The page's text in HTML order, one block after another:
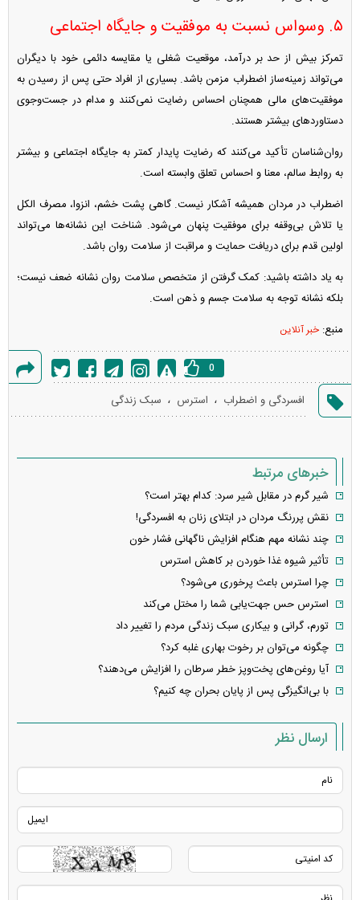
۵. وسواس نسبت به موفقیت و جایگاه اجتماعی
تمرکز بیش از حد بر درآمد، موقعیت شغلی یا مقایسه دائمی خود با دیگران
می‌تواند زمینه‌ساز اضطراب مزمن باشد. بسیاری از افراد حتی پس از رسیدن به
موفقیت‌های مالی همچنان احساس رضایت نمی‌کنند و مدام در جست‌وجوی
دستاورد‌های بیشتر هستند.
روان‌شناسان تأکید می‌کنند که رضایت پایدار کمتر به جایگاه اجتماعی و بیشتر
به روابط سالم، معنا و احساس تعلق وابسته است.
اضطراب در مردان همیشه آشکار نیست. گاهی پشت خشم، انزوا، مصرف الکل
یا تلاش بی‌وقفه برای موفقیت پنهان می‌شود. شناخت این نشانه‌ها می‌تواند
اولین قدم برای دریافت حمایت و مراقبت از سلامت روان باشد.
به یاد داشته باشید: کمک گرفتن از متخصص سلامت روان نشانه ضعف نیست؛
بلکه نشانه توجه به سلامت جسم و ذهن است.
منبع: خبر آنلاین
گزارش
خطا
0
افسردگی و اضطراب ، استرس ، سبک زندگی
خبرهای مرتبط
شیر گرم در مقابل شیر سرد: کدام بهتر است؟
نقش پررنگ مردان در ابتلای زنان به افسردگی!
چند نشانه مهم هنگام افزایش ناگهانی فشار خون
تأثیر شیوه غذا خوردن بر کاهش استرس
چرا استرس باعث پرخوری می‌شود؟
استرس حس جهت‌یابی شما را مختل می‌کند
تورم، گرانی و بیکاری سبک زندگی مردم را تغییر داد
چگونه می‌توان بر رخوت بهاری غلبه کرد؟
آیا روغن‌های پخت‌وپز خطر سرطان را افزایش می‌دهند؟
با بی‌انگیزگی پس از پایان بحران چه کنیم؟
ارسال نظر